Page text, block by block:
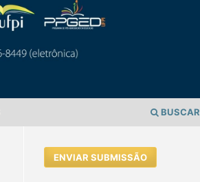
BUSCAR
ENVIAR SUBMISSÃO